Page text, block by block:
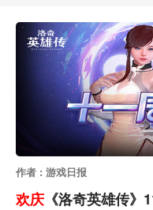
作者 : 游戏日报
欢庆 《洛奇英雄传